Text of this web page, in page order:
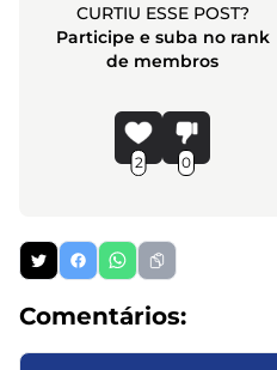
CURTIU ESSE POST?
Participe e suba no rank
de membros
2 0
Comentários: